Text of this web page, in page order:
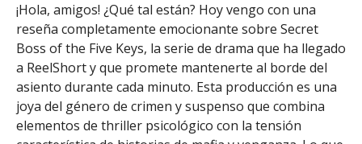
¡Hola, amigos! ¿Qué tal están? Hoy vengo con una
reseña completamente emocionante sobre Secret
Boss of the Five Keys, la serie de drama que ha llegado
a ReelShort y que promete mantenerte al borde del
asiento durante cada minuto. Esta producción es una
joya del género de crimen y suspenso que combina
elementos de thriller psicológico con la tensión